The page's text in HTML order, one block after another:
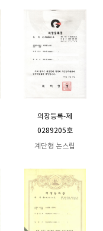
의장등록-제
0289205호
계단형 논스립